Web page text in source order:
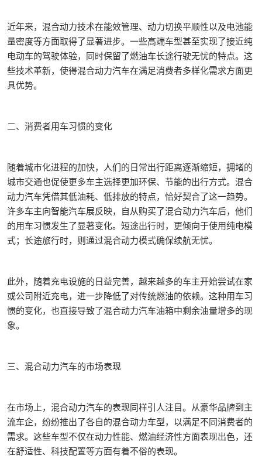
近年来，混合动力技术在能效管理、动力切换平顺性以及电池能
量密度等方面取得了显著进步。一些高端车型甚至实现了接近纯
电动车的驾驶体验，同时保留了燃油车长途行驶无忧的特点。这
些技术革新，使得混合动力汽车在满足消费者多样化需求方面更
具优势。
二、消费者用车习惯的变化‌
随着城市化进程的加快，人们的日常出行距离逐渐缩短，拥堵的
城市交通也促使更多车主选择更加环保、节能的出行方式。混合
动力汽车凭借其低油耗、低排放的特点，恰好契合了这一趋势。
许多车主向智能汽车展反映，自从购买了混合动力汽车后，他们
的用车习惯发生了显著变化。短途出行时，更倾向于使用纯电模
式；长途旅行时，则通过混合动力模式确保续航无忧。
此外，随着充电设施的日益完善，越来越多的车主开始尝试在家
或公司附近充电，进一步降低了对传统燃油的依赖。这种用车习
惯的变化，也直接导致了混合动力汽车油箱中剩余油量增多的现
象。
三、混合动力汽车的市场表现‌
在市场上，混合动力汽车的表现同样引人注目。从豪华品牌到主
流车企，纷纷推出了各自的混合动力车型，以满足不同消费者的
需求。这些车型不仅在动力性能、燃油经济性方面表现出色，还
在舒适性、科技配置等方面有着不俗的表现。